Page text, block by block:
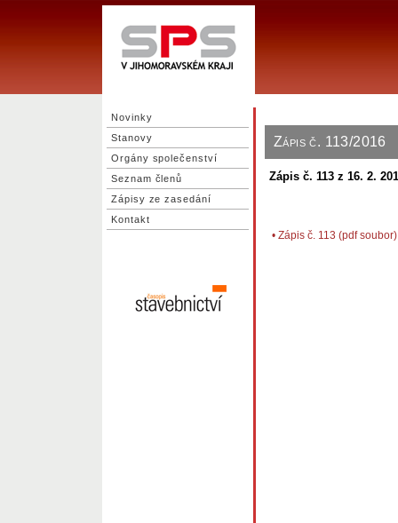
Novinky
Stanovy
Orgány společenství
Seznam členů
Zápisy ze zasedání
Kontakt
Zápis č. 113/2016
Zápis č. 113 z 16. 2.
• Zápis č. 113 (pdf soubor)